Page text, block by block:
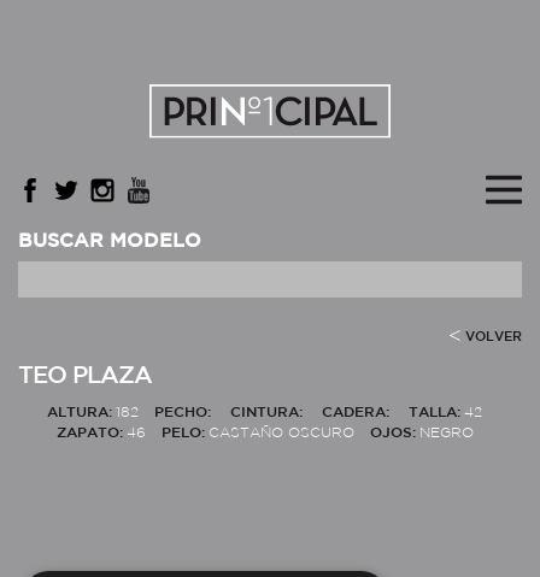
BUSCAR MODELO
VOLVER
TEO PLAZA
ALTURA: 182 PECHO: CINTURA: CADERA: TALLA: 42
ZAPATO: 46 PELO: CASTAÑO OSCURO OJOS: NEGRO